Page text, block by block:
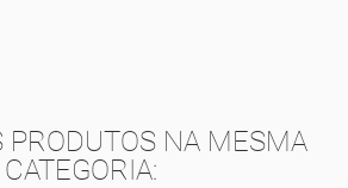
PRODUTOS NA MESMA
CATEGORIA: